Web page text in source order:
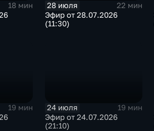
18 мин
28 июля
22 мин
Эфир от 28.07.2026
(11:30)
19 мин
24 июля
19 мин
Эфир от 24.07.2026
(21:10)